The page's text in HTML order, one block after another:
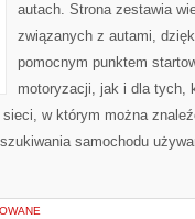
autach. Strona zestawia
związanych z autami,
pomocnym punktem
motoryzacji, jak i dla tych,
w którym można
samochodu